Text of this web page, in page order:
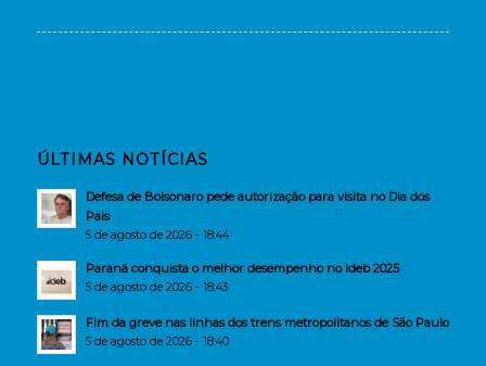
ÚLTIMAS NOTÍCIAS
Defesa de Bolsonaro pede autorização para visita no Dia dos
Pais
5 de agosto de 2026 - 18:44
Paraná conquista o melhor desempenho no Ideb 2025
5 de agosto de 2026 - 18:43
Fim da greve nas linhas dos trens metropolitanos de São Paulo
5 de agosto de 2026 - 18:40